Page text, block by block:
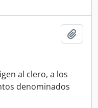
al clero, a los
denominados